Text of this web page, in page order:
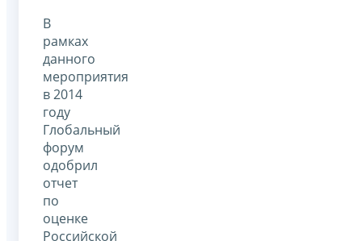
В
рамках
данного
мероприятия
в 2014
году
Глобальный
форум
одобрил
отчет
по
оценке
Российской